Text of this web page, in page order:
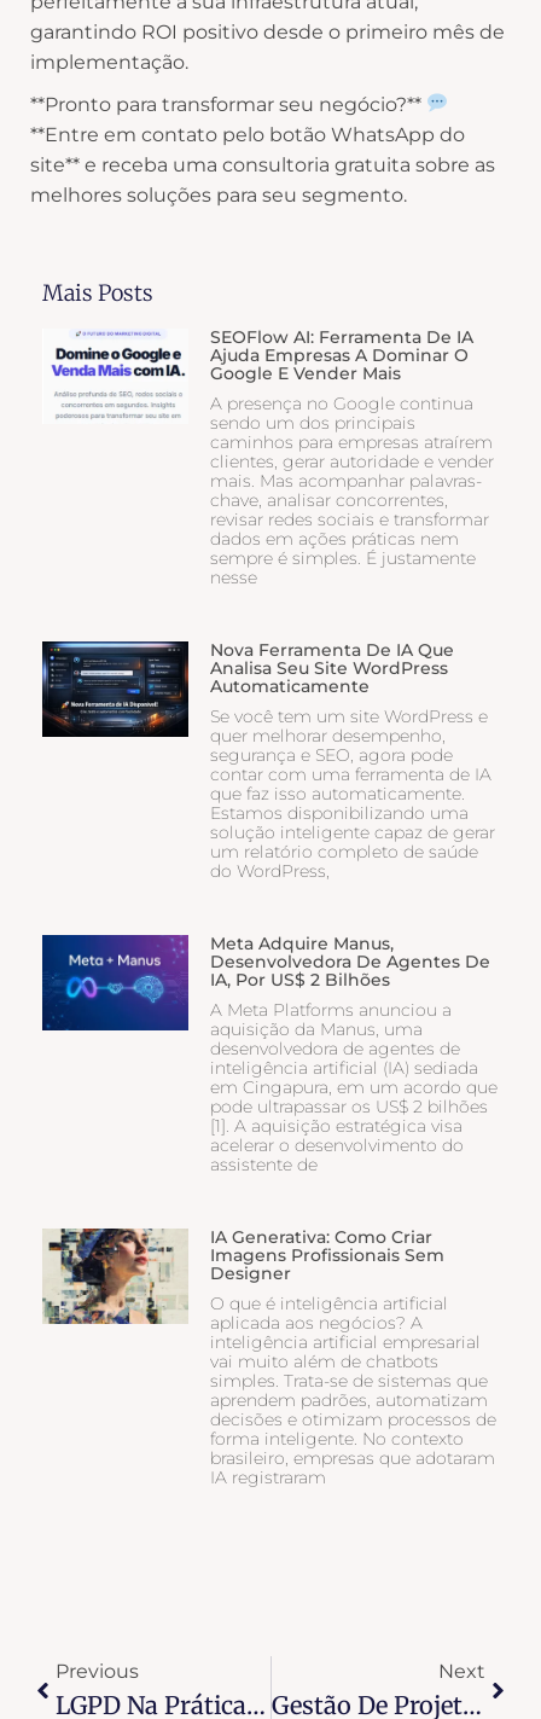
garantindo ROI positivo desde o primeiro mês de
implementação.
**Pronto para transformar seu negócio?**
**Entre em contato pelo botão WhatsApp do
site** e receba uma consultoria gratuita sobre as
melhores soluções para seu segmento.
Mais Posts
SEOFlow AI: Ferramenta De IA
Ajuda Empresas A Dominar O
Google E Vender Mais
A presença no Google continua
sendo um dos principais
caminhos para empresas atraírem
clientes, gerar autoridade e vender
mais. Mas acompanhar palavras-
chave, analisar concorrentes,
revisar redes sociais e transformar
dados em ações práticas nem
sempre é simples. É justamente
nesse
Nova Ferramenta De IA Que
Analisa Seu Site WordPress
Automaticamente
Se você tem um site WordPress e
quer melhorar desempenho,
segurança e SEO, agora pode
contar com uma ferramenta de IA
que faz isso automaticamente.
Estamos disponibilizando uma
solução inteligente capaz de gerar
um relatório completo de saúde
do WordPress,
Meta Adquire Manus,
Desenvolvedora De Agentes De
IA, Por US$ 2 Bilhões
A Meta Platforms anunciou a
aquisição da Manus, uma
desenvolvedora de agentes de
inteligência artificial (IA) sediada
em Cingapura, em um acordo que
pode ultrapassar os US$ 2 bilhões
[1]. A aquisição estratégica visa
acelerar o desenvolvimento do
assistente de
IA Generativa: Como Criar
Imagens Profissionais Sem
Designer
O que é inteligência artificial
aplicada aos negócios? A
inteligência artificial empresarial
vai muito além de chatbots
simples. Trata-se de sistemas que
aprendem padrões, automatizam
decisões e otimizam processos de
forma inteligente. No contexto
brasileiro, empresas que adotaram
IA registraram
Previous
LGPD Na Prática: Checklist Para Sites Brasileiros
Next
Gestão De Projetos: Notion, Trello Ou Asana?